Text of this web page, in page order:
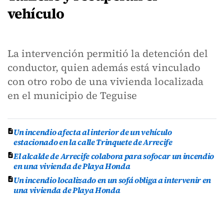
vehículo
La intervención permitió la detención del
conductor, quien además está vinculado
con otro robo de una vivienda localizada
en el municipio de Teguise
Un incendio afecta al interior de un vehículo
estacionado en la calle Trinquete de Arrecife
El alcalde de Arrecife colabora para sofocar un incendio
en una vivienda de Playa Honda
Un incendio localizado en un sofá obliga a intervenir en
una vivienda de Playa Honda